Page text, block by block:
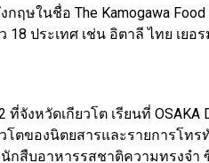
ฤษในชื่อ The Kamogawa Food
ประเทศ เช่น อิตาลี ไทย เยอ
จังหวัดเกียวโต เรียนที่
โตของนิตยสารและรายการโทร
กสืบอาหารรสชาติความทรงจำ